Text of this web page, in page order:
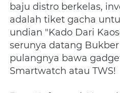
baju distro berkelas,
adalah tiket gacha
undian "Kado Dari
serunya datang
pulangnya bawa
Smartwatch atau TWS!